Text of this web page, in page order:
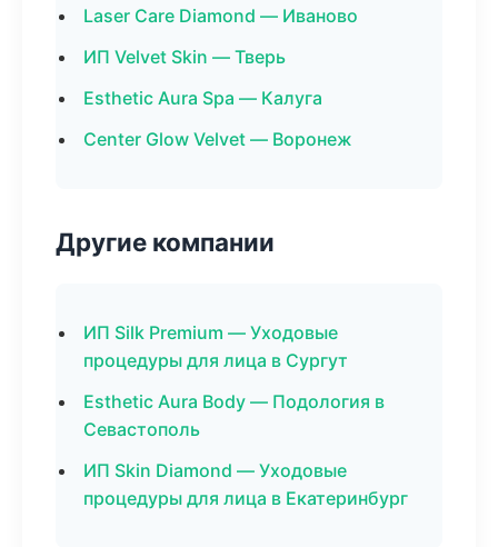
Laser Care Diamond — Иваново
ИП Velvet Skin — Тверь
Esthetic Aura Spa — Калуга
Center Glow Velvet — Воронеж
Другие компании
ИП Silk Premium — Уходовые
процедуры для лица в Сургут
Esthetic Aura Body — Подология в
Севастополь
ИП Skin Diamond — Уходовые
процедуры для лица в Екатеринбург